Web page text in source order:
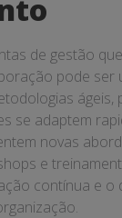
de gestão
pode ser
ágeis,
se adaptem
novas
e
contínua e o